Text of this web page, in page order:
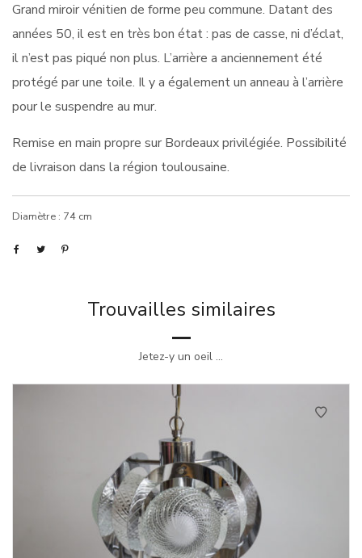
Grand miroir vénitien de forme peu commune. Datant des
années 50, il est en très bon état : pas de casse, ni d’éclat,
il n’est pas piqué non plus. L’arrière a anciennement été
protégé par une toile. Il y a également un anneau à l’arrière
pour le suspendre au mur.
Remise en main propre sur Bordeaux privilégiée. Possibilité
de livraison dans la région toulousaine.
Diamètre : 74 cm
Trouvailles similaires
Jetez-y un oeil ...